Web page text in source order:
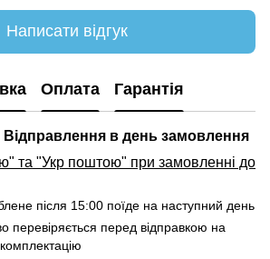
Написати відгук
Оплата Гарантія
Відправлення в день замовлення
та "Укр поштою" при замовленні до
після 15:00 поїде на наступний день
перевіряється перед відправкою на